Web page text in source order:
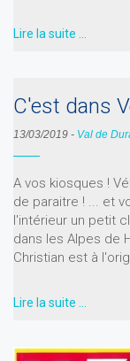
Lire la suite …
C'est dans
13/03/2019 - Val de
A vos kiosques !
de paraitre ! ... et
l'intérieur un petit
dans les Alpes de
Christian est à
Lire la suite …